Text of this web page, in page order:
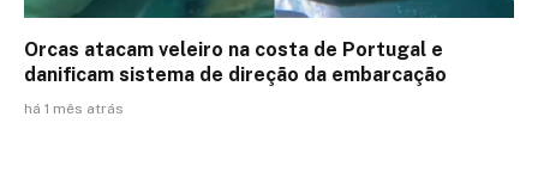
Orcas atacam veleiro na costa de Portugal e
danificam sistema de direção da embarcação
há 1 mês atrás